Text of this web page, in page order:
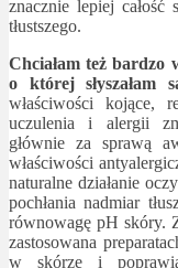
znacznie lepiej całość
tłustszego.
Chciałam też bardzo
o której słyszałam
właściwości kojące,
uczulenia i alergii
głównie za sprawą
właściwości
naturalne działanie
pochłania nadmiar
równowagę pH skóry.
zastosowana
w skórze i